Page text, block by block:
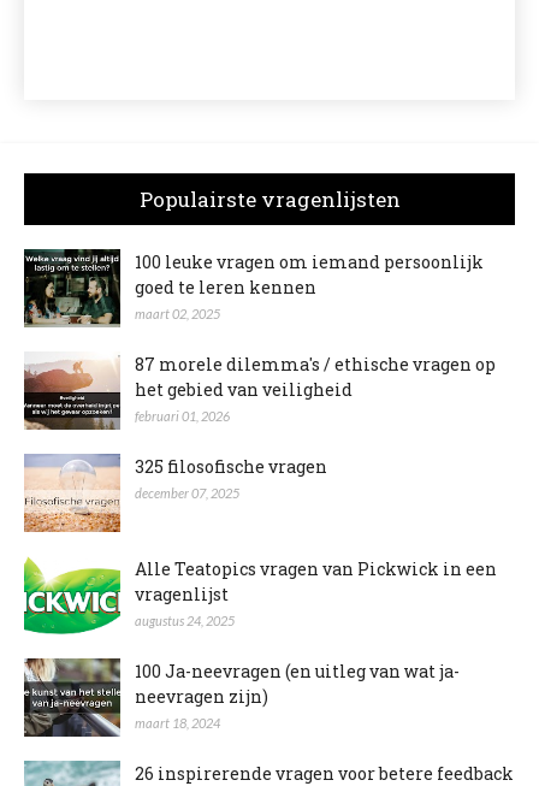
Populairste vragenlijsten
100 leuke vragen om iemand persoonlijk
goed te leren kennen
maart 02, 2025
87 morele dilemma's / ethische vragen op
het gebied van veiligheid
februari 01, 2026
325 filosofische vragen
december 07, 2025
Alle Teatopics vragen van Pickwick in een
vragenlijst
augustus 24, 2025
100 Ja-neevragen (en uitleg van wat ja-
neevragen zijn)
maart 18, 2024
26 inspirerende vragen voor betere feedback